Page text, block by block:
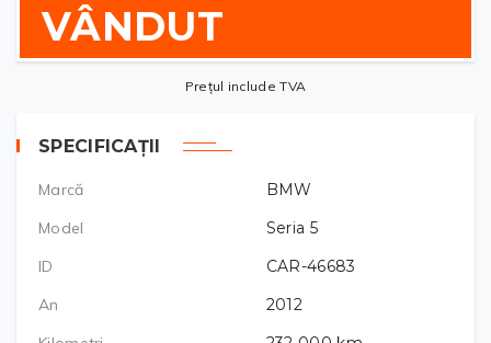
VÂNDUT
Prețul include TVA
SPECIFICAȚII
Marcă
BMW
Model
Seria 5
ID
CAR-46683
An
2012